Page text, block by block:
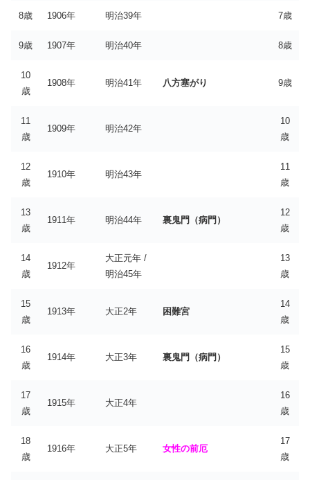
8歳 1906年 明治39年 7歳
9歳 1907年 明治40年 8歳
10
歳
1908年 明治41年 八方塞がり 9歳
11
歳
1909年 明治42年
10
歳
12
歳
1910年 明治43年
11
歳
13
歳
1911年 明治44年 裏鬼門（病門）
12
歳
14
歳
1912年
大正元年 /
明治45年
13
歳
15
歳
1913年 大正2年 困難宮
14
歳
16
歳
1914年 大正3年 裏鬼門（病門）
15
歳
17
歳
1915年 大正4年
16
歳
18
歳
1916年 大正5年 女性の前厄
17
歳